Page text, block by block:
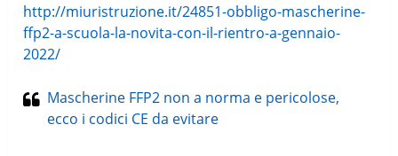
http://miuristruzione.it/24851-obbligo-mascherine-
ffp2-a-scuola-la-novita-con-il-rientro-a-gennaio-
2022/
Mascherine FFP2 non a norma e pericolose,
ecco i codici CE da evitare